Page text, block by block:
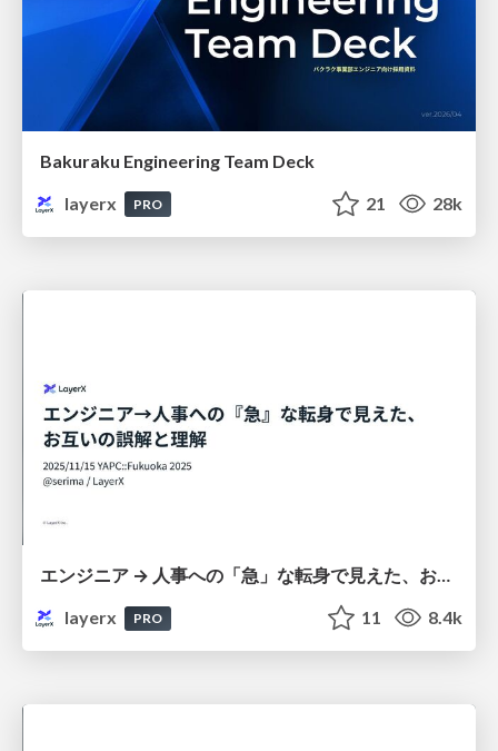
Bakuraku Engineering Team Deck
layerx
PRO 21 28k
エンジニア → 人事への「急」な転身で見えた、お互いの誤解と理解 #yapcjapan
layerx
PRO 11 8.4k